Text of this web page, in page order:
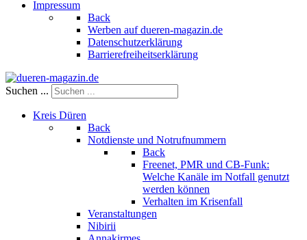
Impressum
Back
Werben auf dueren-magazin.de
Datenschutzerklärung
Barrierefreiheitserklärung
Suchen ...
Kreis Düren
Back
Notdienste und Notrufnummern
Back
Freenet, PMR und CB-Funk:
Welche Kanäle im Notfall genutzt
werden können
Verhalten im Krisenfall
Veranstaltungen
Nibirii